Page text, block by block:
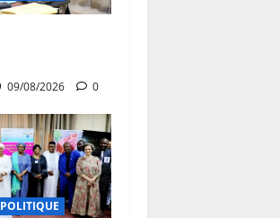
09/08/2026 0
POLITIQUE